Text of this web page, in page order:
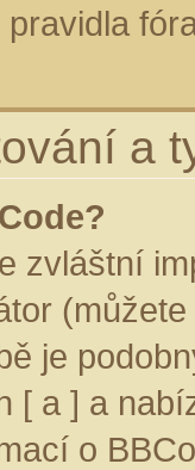
a
zvláštní
je
[ a ] a
o